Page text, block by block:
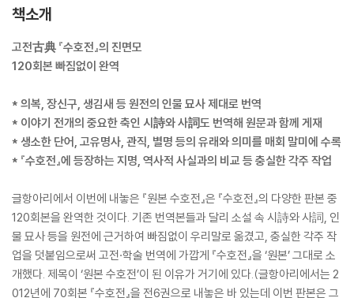
책소개
고전古典 『수호전』의 진면모
120회본 빠짐없이 완역
* 의복, 장신구, 생김새 등 원전의 인물 묘사 제대로 번역
* 이야기 전개의 중요한 축인 시詩와 사詞도 번역해 원문과 함께 게재
* 생소한 단어, 고유명사, 관직, 별명 등의 유래와 의미를 매회 말미에 수록
* 『수호전』에 등장하는 지명, 역사적 사실과의 비교 등 충실한 각주 작업
글항아리에서 이번에 내놓은 『원본 수호전』은 『수호전』의 다양한 판본 중
120회본을 완역한 것이다. 기존 번역본들과 달리 소설 속 시詩와 사詞, 인
물 묘사 등을 원전에 근거하여 빠짐없이 우리말로 옮겼고, 충실한 각주 작
업을 덧붙임으로써 고전·학술 번역에 가깝게 『수호전』을 ‘원본’ 그대로 소
개했다. 제목이 ‘원본 수호전’이 된 이유가 거기에 있다.(글항아리에서는 2
012년에 70회본 『수호전』을 전6권으로 내놓은 바 있는데 이번 판본은 그